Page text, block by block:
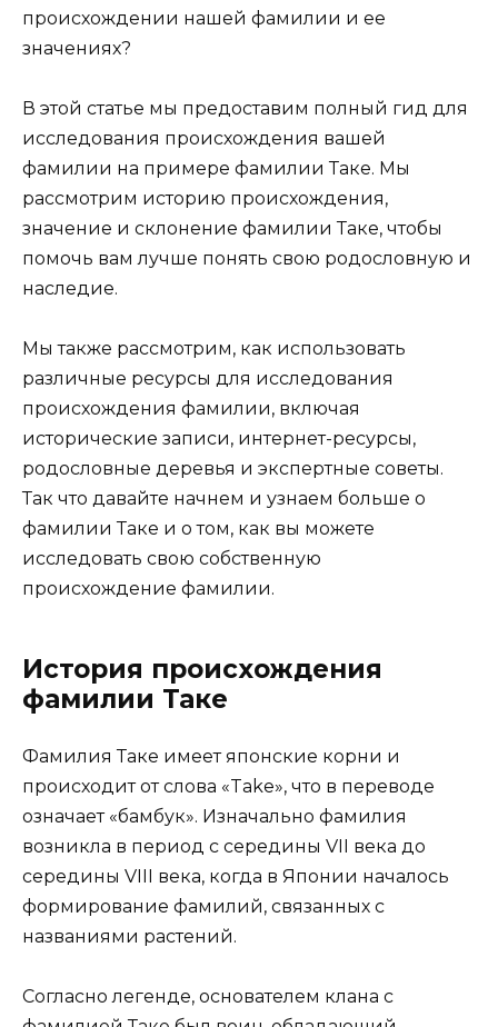
происхождении нашей фамилии и ее
значениях?
В этой статье мы предоставим полный гид для
исследования происхождения вашей
фамилии на примере фамилии Таке. Мы
рассмотрим историю происхождения,
значение и склонение фамилии Таке, чтобы
помочь вам лучше понять свою родословную и
наследие.
Мы также рассмотрим, как использовать
различные ресурсы для исследования
происхождения фамилии, включая
исторические записи, интернет-ресурсы,
родословные деревья и экспертные советы.
Так что давайте начнем и узнаем больше о
фамилии Таке и о том, как вы можете
исследовать свою собственную
происхождение фамилии.
История происхождения
фамилии Таке
Фамилия Таке имеет японские корни и
происходит от слова «Take», что в переводе
означает «бамбук». Изначально фамилия
возникла в период с середины VII века до
середины VIII века, когда в Японии началось
формирование фамилий, связанных с
названиями растений.
Согласно легенде, основателем клана с